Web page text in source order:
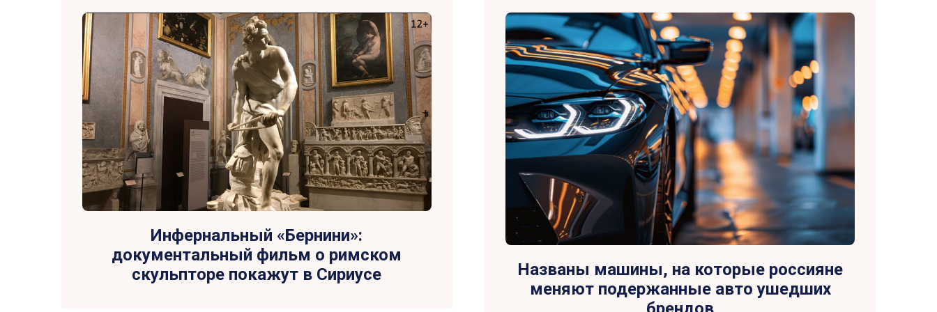
Инфернальный «Бернини»:
документальный фильм о римском
скульпторе покажут в Сириусе
Названы машины, на которые россияне
меняют подержанные авто ушедших